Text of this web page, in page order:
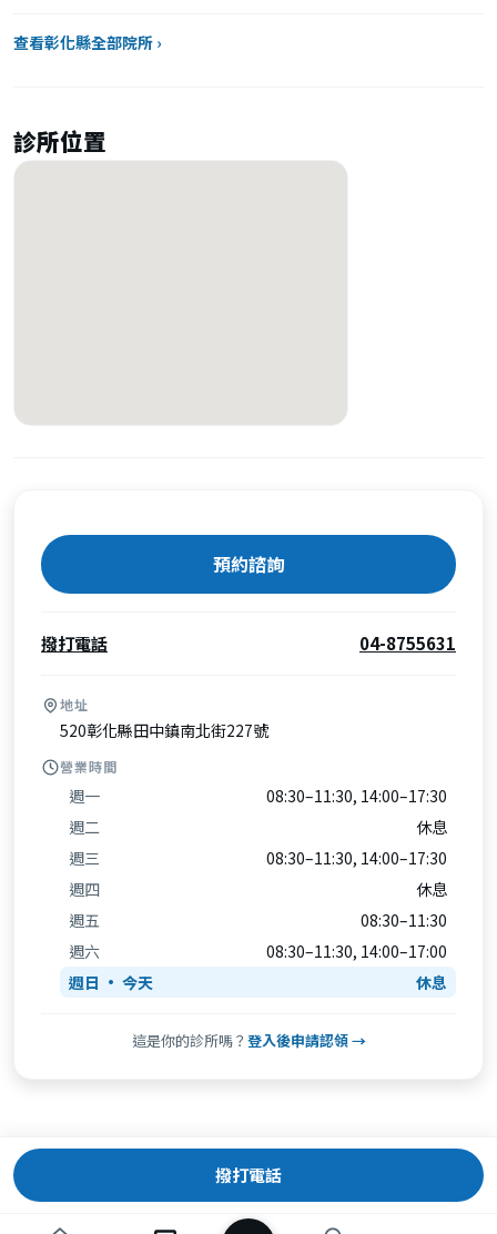
查看彰化縣全部院所 ›
診所位置
預約諮詢
撥打電話 04-8755631
地址
520彰化縣田中鎮南北街227號
營業時間
週一
08:30–11:30, 14:00–17:30
週二
休息
週三
08:30–11:30, 14:00–17:30
週四
休息
週五
08:30–11:30
週六
08:30–11:30, 14:00–17:00
週日
休息
這是你的診所嗎？ 登入後申請認領 →
撥打電話